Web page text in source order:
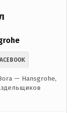
— Hansgrohe,